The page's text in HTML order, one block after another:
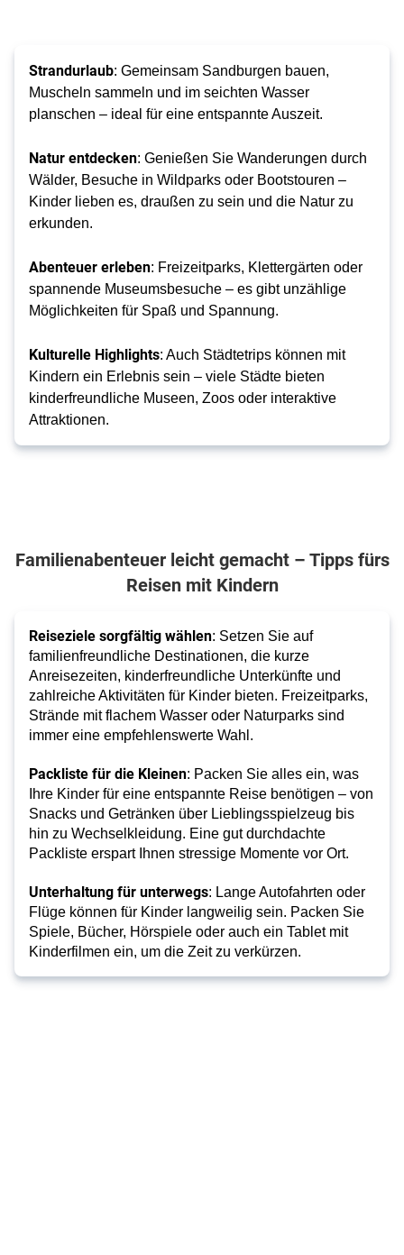
Strandurlaub: Gemeinsam Sandburgen bauen,
Muscheln sammeln und im seichten Wasser
planschen – ideal für eine entspannte Auszeit.
Natur entdecken: Genießen Sie Wanderungen durch
Wälder, Besuche in Wildparks oder Bootstouren –
Kinder lieben es, draußen zu sein und die Natur zu
erkunden.
Abenteuer erleben: Freizeitparks, Klettergärten oder
spannende Museumsbesuche – es gibt unzählige
Möglichkeiten für Spaß und Spannung.
Kulturelle Highlights: Auch Städtetrips können mit
Kindern ein Erlebnis sein – viele Städte bieten
kinderfreundliche Museen, Zoos oder interaktive
Attraktionen.
Familienabenteuer leicht gemacht – Tipps fürs
Reisen mit Kindern
Reiseziele sorgfältig wählen: Setzen Sie auf
familienfreundliche Destinationen, die kurze
Anreisezeiten, kinderfreundliche Unterkünfte und
zahlreiche Aktivitäten für Kinder bieten. Freizeitparks,
Strände mit flachem Wasser oder Naturparks sind
immer eine empfehlenswerte Wahl.
Packliste für die Kleinen: Packen Sie alles ein, was
Ihre Kinder für eine entspannte Reise benötigen – von
Snacks und Getränken über Lieblingsspielzeug bis
hin zu Wechselkleidung. Eine gut durchdachte
Packliste erspart Ihnen stressige Momente vor Ort.
Unterhaltung für unterwegs: Lange Autofahrten oder
Flüge können für Kinder langweilig sein. Packen Sie
Spiele, Bücher, Hörspiele oder auch ein Tablet mit
Kinderfilmen ein, um die Zeit zu verkürzen.